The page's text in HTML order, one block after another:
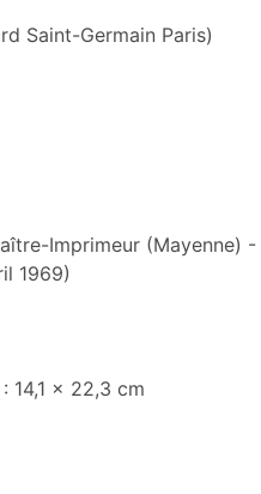
Saint-Germain Paris)
Imprimeur (Mayenne) -
1969)
: 14,1 x 22,3 cm